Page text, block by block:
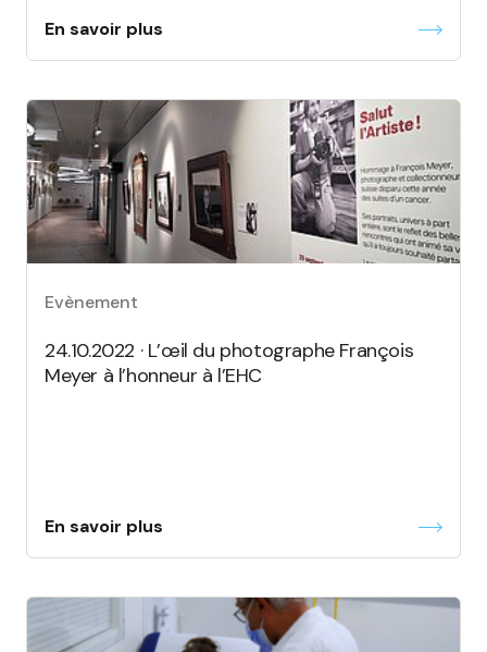
En savoir plus
Evènement
24.10.2022 · L’œil du photographe François
Meyer à l’honneur à l’EHC
En savoir plus